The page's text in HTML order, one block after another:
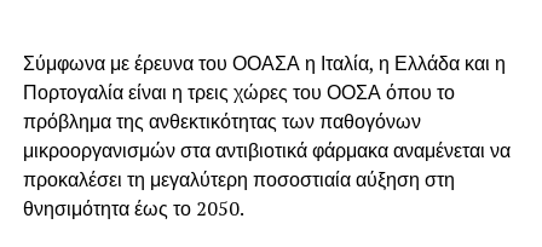
Σύμφωνα με έρευνα του ΟΟΑΣΑ η Ιταλία, η Ελλάδα και η
Πορτογαλία είναι η τρεις χώρες του ΟΟΣΑ όπου το
πρόβλημα της ανθεκτικότητας των παθογόνων
μικροοργανισμών στα αντιβιοτικά φάρμακα αναμένεται να
προκαλέσει τη μεγαλύτερη ποσοστιαία αύξηση στη
θνησιμότητα έως το 2050.